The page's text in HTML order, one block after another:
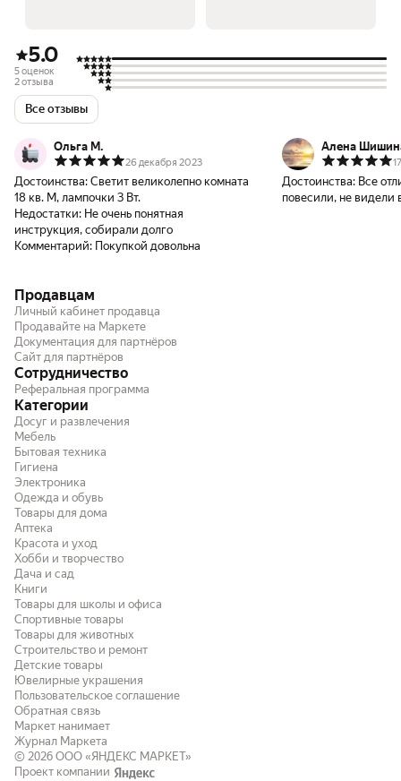
5.0
5 оценок
2 отзыва
Все отзывы
Ольга М.
26 декабря 2023
Достоинства: Светит великолепно комната
18 кв. М, лампочки 3 Вт.
Недостатки: Не очень понятная
инструкция, собирали долго
Комментарий: Покупкой довольна
Алена
Достоинства: Все
повесили, не видели
Продавцам
Личный кабинет продавца
Продавайте на Маркете
Документация для партнёров
Сайт для партнёров
Сотрудничество
Реферальная программа
Категории
Досуг и развлечения
Мебель
Бытовая техника
Гигиена
Электроника
Одежда и обувь
Товары для дома
Аптека
Красота и уход
Хобби и творчество
Дача и сад
Книги
Товары для школы и офиса
Спортивные товары
Товары для животных
Строительство и ремонт
Детские товары
Ювелирные украшения
Пользовательское соглашение
Обратная связь
Маркет нанимает
Журнал Маркета
© 2026 ООО «ЯНДЕКС МАРКЕТ»
Проект компании